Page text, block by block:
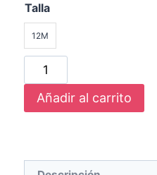
Talla
12M
Añadir al carrito